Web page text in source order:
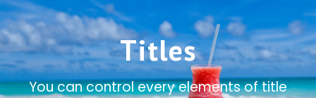
Titles
You can control every elements of title